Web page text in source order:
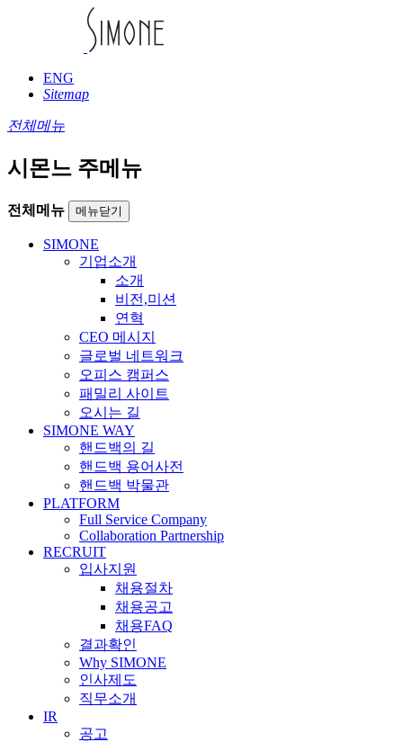
ENG
Sitemap
전체메뉴
시몬느 주메뉴
전체메뉴 메뉴닫기
SIMONE
기업소개
소개
비전,미션
연혁
CEO 메시지
글로벌 네트워크
오피스 캠퍼스
패밀리 사이트
오시는 길
SIMONE WAY
핸드백의 길
핸드백 용어사전
핸드백 박물관
PLATFORM
Full Service Company
Collaboration Partnership
RECRUIT
입사지원
채용절차
채용공고
채용FAQ
결과확인
Why SIMONE
인사제도
직무소개
IR
공고